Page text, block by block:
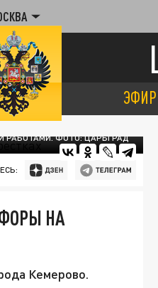
ЭФИР
РАБОТАМИ. ФОТО: ЦАРЬГРАД
НА
Кемерово.